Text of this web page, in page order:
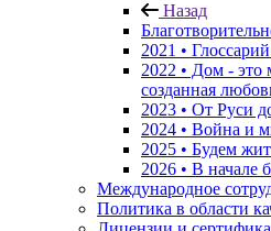
Назад
2021 •
2022 • Дом - это
созданная
2023 • От Руси
2024 • Война и
2025 • Будем
2026 • В начале
Международное
Политика в области